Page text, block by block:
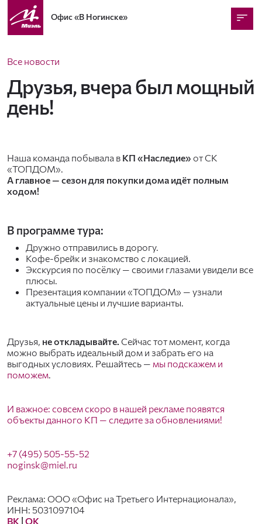
Офис«В Ногинске»
Все новости
Друзья, вчера был мощный
день!
Наша команда побывала в КП «Наследие» от СК
«ТОПДОМ».
А главное — сезон для покупки дома идёт полным
ходом!
В программе тура:
Дружно отправились в дорогу.
Кофе-брейк и знакомство с локацией.
Экскурсия по посёлку — своими глазами увидели все
плюсы.
Презентация компании «ТОПДОМ» — узнали
актуальные цены и лучшие варианты.
Друзья, не откладывайте. Сейчас тот момент, когда
можно выбрать идеальный дом и забрать его на
выгодных условиях. Решайтесь — мы подскажем и
поможем.
И важное: совсем скоро в нашей рекламе появятся
объекты данного КП — следите за обновлениями!
+7 (495) 505-55-52
noginsk@miel.ru
Реклама: ООО «Офис на Третьего Интернационала»,
ИНН: 5031097104
ВК | ОК